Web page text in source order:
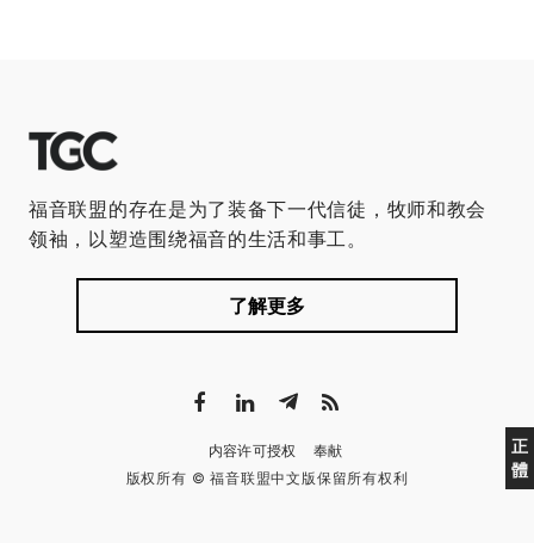
正
體
福音联盟的存在是为了装备下一代信徒，牧师和教会
领袖，以塑造围绕福音的生活和事工。
了解更多
内容许可授权
奉献
版权所有 © 福音联盟中文版保留所有权利